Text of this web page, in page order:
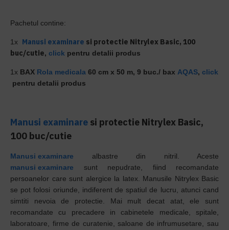
Pachetul contine:
1x Manusi examinare si protectie Nitrylex Basic, 100
buc/cutie, click pentru detalii produs
1x BAX Rola medicala 60 cm x 50 m, 9 buc./ bax AQAS, click
pentru detalii produs
Manusi examinare si protectie Nitrylex Basic,
100 buc/cutie
Manusi examinare albastre din nitril. Aceste
manusi examinare sunt nepudrate, fiind recomandate
persoanelor care sunt alergice la latex. Manusile Nitrylex Basic
se pot folosi oriunde, indiferent de spatiul de lucru, atunci cand
simtiti nevoia de protectie. Mai mult decat atat, ele sunt
recomandate cu precadere in cabinetele medicale, spitale,
laboratoare, firme de curatenie, saloane de infrumusetare, sau